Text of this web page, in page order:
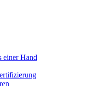
einer Hand